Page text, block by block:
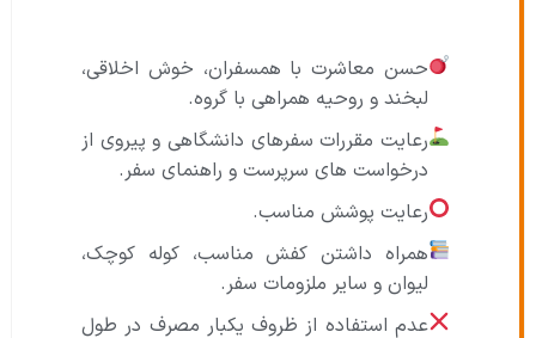
حسن معاشرت با همسفران، خوش اخلاقی،
لبخند و روحیه همراهی با گروه.
رعایت مقررات سفرهای دانشگاهی و پیروی از
درخواست های سرپرست و راهنمای سفر.
رعایت پوشش مناسب.
همراه داشتن کفش مناسب، کوله کوچک،
لیوان و سایر ملزومات سفر.
عدم استفاده از ظروف یکبار مصرف در طول